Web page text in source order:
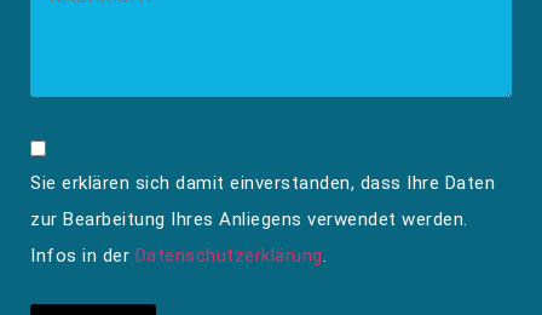
Sie erklären sich damit einverstanden, dass Ihre Daten
zur Bearbeitung Ihres Anliegens verwendet werden.
Infos in der Datenschutzerklärung.